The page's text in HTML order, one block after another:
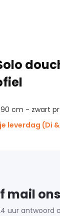
cm - zwart
leverdag (Di
mail
uur antwoord